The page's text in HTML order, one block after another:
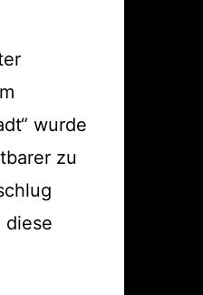
wurde
zu
diese